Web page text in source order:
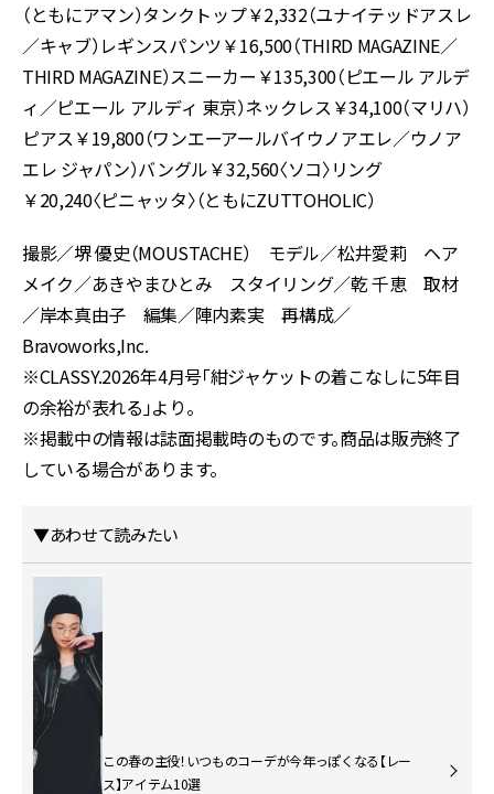
（ともにアマン）タンクトップ￥2,332（ユナイテッドアスレ
／キャブ）レギンスパンツ￥16,500（THIRD MAGAZINE／
THIRD MAGAZINE）スニーカー￥135,300（ピエール アルデ
ィ／ピエール アルディ 東京）ネックレス￥34,100（マリハ）
ピアス￥19,800（ワンエーアールバイウノアエレ／ウノア
エレ ジャパン）バングル￥32,560〈ソコ〉リング
￥20,240〈ピニャッタ〉（ともにZUTTOHOLIC）
撮影／堺 優史（MOUSTACHE） モデル／松井愛莉 ヘア
メイク／あきやまひとみ スタイリング／乾 千恵 取材
／岸本真由子 編集／陣内素実 再構成／
Bravoworks,Inc.
※CLASSY.2026年4月号「紺ジャケットの着こなしに5年目
の余裕が表れる」より。
※掲載中の情報は誌面掲載時のものです。商品は販売終了
している場合があります。
▼あわせて読みたい
この春の主役！いつものコーデが今年っぽくなる【レー
ス】アイテム10選